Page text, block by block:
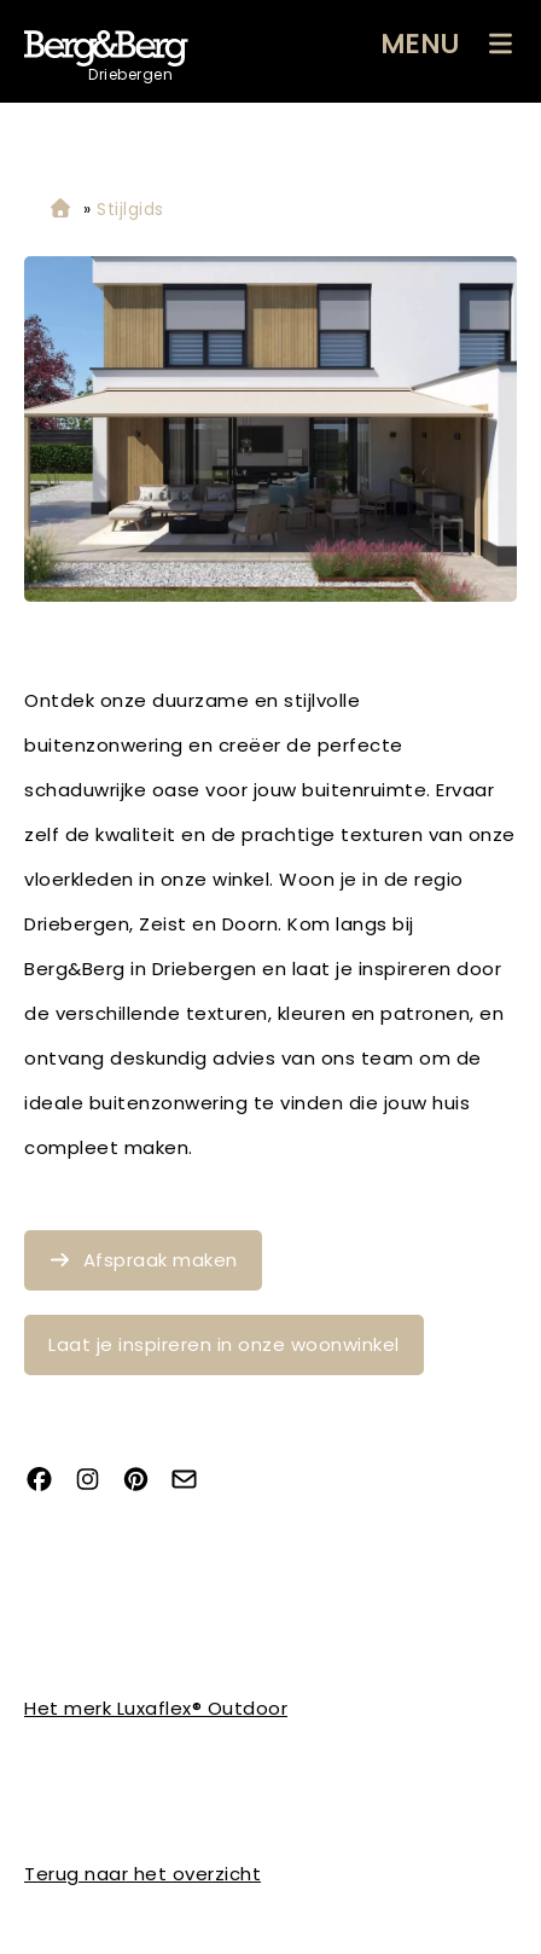
Driebergen
MENU
» Stijlgids
Ontdek onze duurzame en stijlvolle
buitenzonwering en creëer de perfecte
schaduwrijke oase voor jouw buitenruimte. Ervaar
zelf de kwaliteit en de prachtige texturen van onze
vloerkleden in onze winkel. Woon je in de regio
Driebergen, Zeist en Doorn. Kom langs bij
Berg&Berg in Driebergen en laat je inspireren door
de verschillende texturen, kleuren en patronen, en
ontvang deskundig advies van ons team om de
ideale buitenzonwering te vinden die jouw huis
compleet maken.
Afspraak maken
Laat je inspireren in onze woonwinkel
Het merk Luxaflex® Outdoor
Terug naar het overzicht